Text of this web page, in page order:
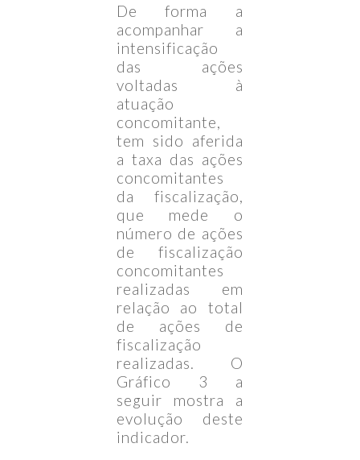
De forma a
acompanhar a
intensificação
das ações
voltadas à
atuação
concomitante,
tem sido aferida
a taxa das ações
concomitantes
da fiscalização,
que mede o
número de ações
de fiscalização
concomitantes
realizadas em
relação ao total
de ações de
fiscalização
realizadas. O
Gráfico 3 a
seguir mostra a
evolução deste
indicador.